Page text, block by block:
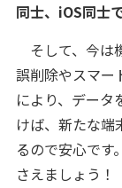
同士、iOS同士
そして、今は
誤削除やスマー
により、データ
けば、新たな端
るので安心です
さえましょう！